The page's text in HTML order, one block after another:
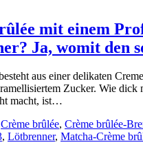
mit einem
Ja, womit den
aus einer delikaten
Zucker. Wie dick
macht, ist…
Crème brûlée, Crème brûlée-
, Lötbrenner, Matcha-Crème